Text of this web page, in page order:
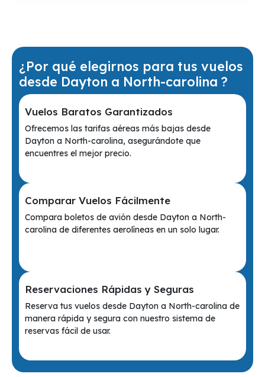
¿Por qué elegirnos para tus vuelos
desde Dayton a North-carolina ?
Vuelos Baratos Garantizados
Ofrecemos las tarifas aéreas más bajas desde
Dayton a North-carolina, asegurándote que
encuentres el mejor precio.
Comparar Vuelos Fácilmente
Compara boletos de avión desde Dayton a North-
carolina de diferentes aerolíneas en un solo lugar.
Reservaciones Rápidas y Seguras
Reserva tus vuelos desde Dayton a North-carolina de
manera rápida y segura con nuestro sistema de
reservas fácil de usar.